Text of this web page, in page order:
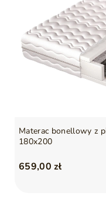
Materac bonellowy z
180x200
659,00 zł